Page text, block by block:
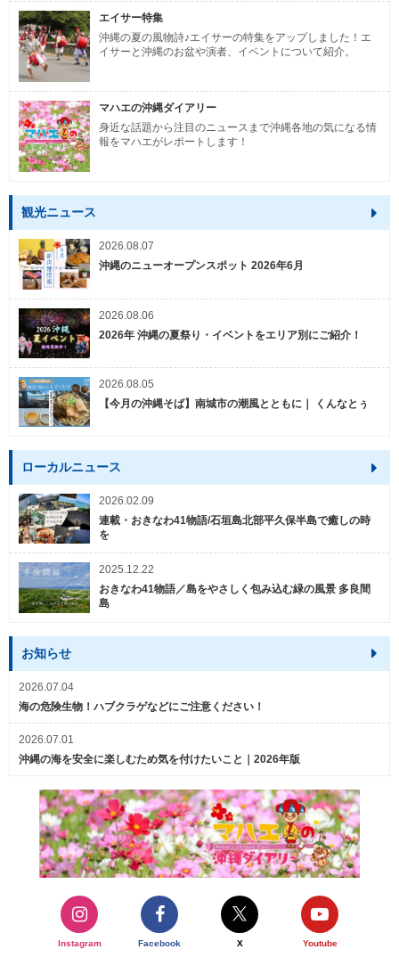
エイサー特集
沖縄の夏の風物詩♪エイサーの特集をアップしました！エ
イサーと沖縄のお盆や演者、イベントについて紹介。
マハエの沖縄ダイアリー
身近な話題から注目のニュースまで沖縄各地の気になる情
報をマハエがレポートします！
観光ニュース
2026.08.07
沖縄のニューオープンスポット 2026年6月
2026.08.06
2026年 沖縄の夏祭り・イベントをエリア別にご紹介！
2026.08.05
【今月の沖縄そば】南城市の潮風とともに｜ くんなとぅ
ローカルニュース
2026.02.09
連載・おきなわ41物語/石垣島北部平久保半島で癒しの時
を
2025.12.22
おきなわ41物語／島をやさしく包み込む緑の風景 多良間
島
お知らせ
2026.07.04
海の危険生物！ハブクラゲなどにご注意ください！
2026.07.01
沖縄の海を安全に楽しむため気を付けたいこと｜2026年版
Instagram Facebook X Youtube